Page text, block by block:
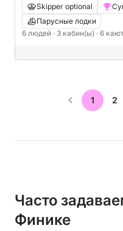
Skipper optional
Парусные лодки
6 людей · 3 кабин(ы) · 6
1 2
Часто
Финике